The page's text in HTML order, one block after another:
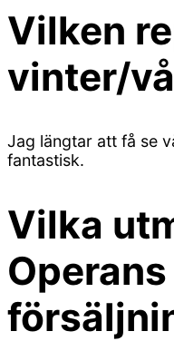
Vilken
vinter/
Jag längtar att få se
fantastisk.
Vilka